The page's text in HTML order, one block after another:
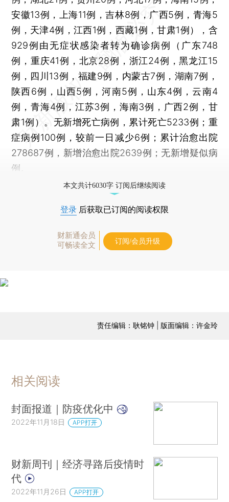
安徽13例，上海11例，吉林8例，广西5例，青海5
例，天津4例，江西1例，西藏1例，甘肃1例），含
929例由无症状感染者转为确诊病例（广东748
例，重庆41例，北京28例，浙江24例，黑龙江15
例，四川13例，福建9例，内蒙古7例，湖南7例，
陕西6例，山西5例，河南5例，山东4例，云南4
例，青海4例，江苏3例，海南3例，广西2例，甘
肃1例）。无新增死亡病例，累计死亡5233例；重
症病例100例，较前一日减少6例；累计治愈出院
278687例，新增治愈出院2639例；无新增疑似病
例。
本文共计6030字 订阅后继续阅读
登录 后获取已订阅的阅读权限
财新通会员
可畅读全文
订阅/会员升级
责任编辑：耿铭钟 | 版面编辑：许金玲
相关阅读
封面报道｜防疫优化中
2022年11月18日 APP打开
财新周刊｜经济寻路后疫情时
代
2022年11月26日 APP打开